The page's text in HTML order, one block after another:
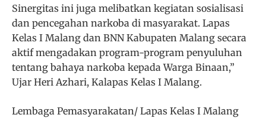
Sinergitas ini juga melibatkan kegiatan sosialisasi
dan pencegahan narkoba di masyarakat. Lapas
Kelas I Malang dan BNN Kabupaten Malang secara
aktif mengadakan program-program penyuluhan
tentang bahaya narkoba kepada Warga Binaan,”
Ujar Heri Azhari, Kalapas Kelas I Malang.
Lembaga Pemasyarakatan/ Lapas Kelas I Malang